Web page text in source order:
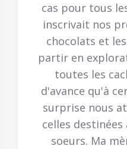
cas pour tous
inscrivait nos
chocolats et
partir en
toutes les
d'avance qu'à
surprise nous
celles
soeurs. Ma